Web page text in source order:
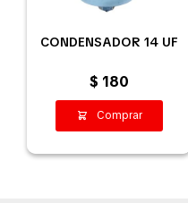
CONDENSADOR 14 UF
$ 180